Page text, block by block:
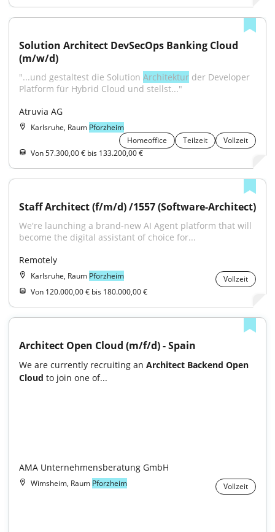
Solution Architect DevSecOps Banking Cloud
(m/w/d)
"...und gestaltest die Solution Architektur der Developer
Platform für Hybrid Cloud und stellst..."
Atruvia AG
Karlsruhe, Raum Pforzheim
Homeoffice
Teilzeit
Vollzeit
Von 57.300,00 € bis 133.200,00 €
Staff Architect (f/m/d) /1557 (Software-Architect)
We're launching a brand-new AI Agent platform that will
become the digital assistant of choice for...
Remotely
Karlsruhe, Raum Pforzheim
Vollzeit
Von 120.000,00 € bis 180.000,00 €
Architect Open Cloud (m/f/d) - Spain
We are currently recruiting an Architect Backend Open
Cloud to join one of...
AMA Unternehmensberatung GmbH
Wimsheim, Raum Pforzheim Vollzeit